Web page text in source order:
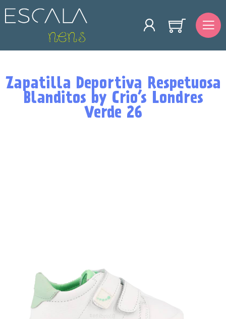
Zapatilla Deportiva Respetuosa
Blanditos by Crio’s Londres
Verde 26